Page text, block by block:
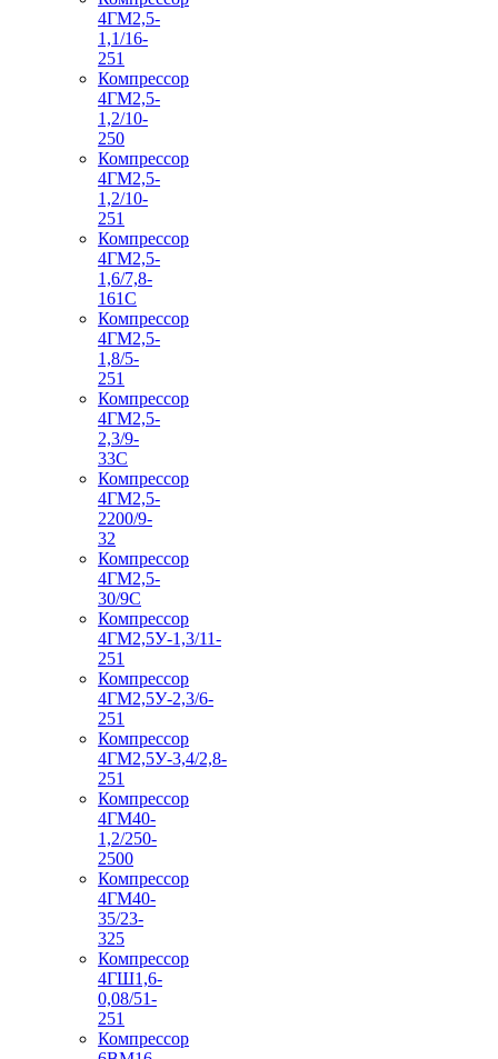
4ГМ2,5-
1,1/16-
251
Компрессор
4ГМ2,5-
1,2/10-
250
Компрессор
4ГМ2,5-
1,2/10-
251
Компрессор
4ГМ2,5-
1,6/7,8-
161С
Компрессор
4ГМ2,5-
1,8/5-
251
Компрессор
4ГМ2,5-
2,3/9-
33С
Компрессор
4ГМ2,5-
2200/9-
32
Компрессор
4ГМ2,5-
30/9С
Компрессор
4ГМ2,5У-1,3/11-
251
Компрессор
4ГМ2,5У-2,3/6-
251
Компрессор
4ГМ2,5У-3,4/2,8-
251
Компрессор
4ГМ40-
1,2/250-
2500
Компрессор
4ГМ40-
35/23-
325
Компрессор
4ГШ1,6-
0,08/51-
251
Компрессор